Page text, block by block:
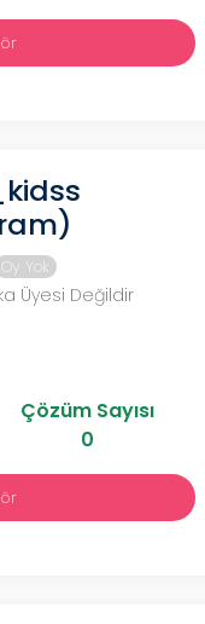
Oy Yok
Üyesi Değildir
Çözüm Sayısı
0